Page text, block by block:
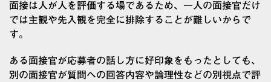
面接は人が人を評価する場であるため、一人の面接官だけ
では主観や先入観を完全に排除することが難しいからで
す。
ある面接官が応募者の話し方に好印象をもったとしても、
別の面接官が質問への回答内容や論理性などの別視点で評